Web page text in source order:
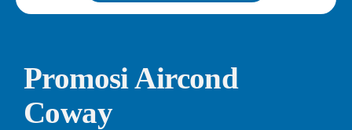
Promosi Aircond
Coway